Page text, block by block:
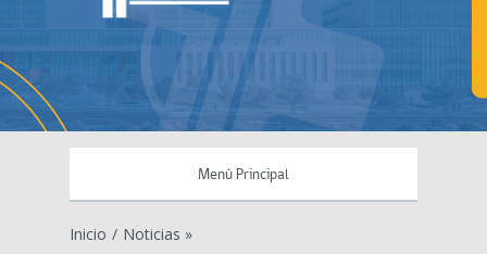
Menú Principal
Inicio / Noticias »